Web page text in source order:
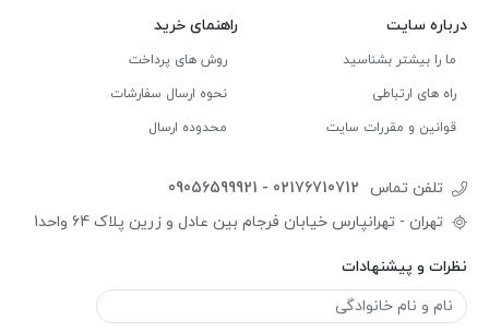
درباره سایت
ما را بیشتر بشناسید
راه های ارتباطی
قوانین و مقررات سایت
راهنمای خرید
روش های پرداخت
نحوه ارسال سفارشات
محدوده ارسال
تلفن تماس 09056599921 - 02176710712
تهران - تهرانپارس خیابان فرجام بین عادل و زرین پلاک 64 واحد1
نظرات و پیشنهادات